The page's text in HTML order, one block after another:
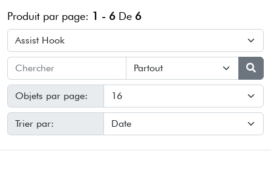
Produit par page: 1 - 6 De 6
Objets par page:
Trier par: